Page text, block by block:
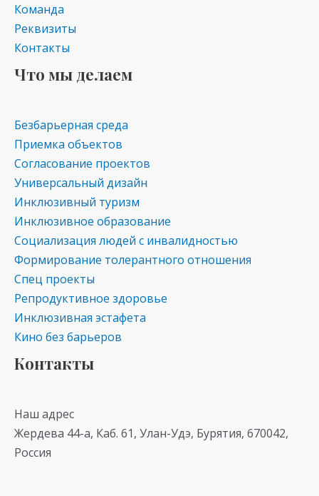
Команда
Реквизиты
Контакты
Что мы делаем
Безбарьерная среда
Приемка объектов
Согласование проектов
Универсальный дизайн
Инклюзивный туризм
Инклюзивное образование
Социализация людей с инвалидностью
Формирование толерантного отношения
Спец проекты
Репродуктивное здоровье
Инклюзивная эстафета
Кино без барьеров
Контакты
Наш адрес
Жердева 44-а, Каб. 61, Улан-Удэ, Бурятия, 670042,
Россия